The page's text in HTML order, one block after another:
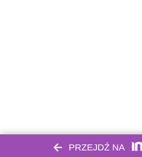
PRZEJDŹ NA